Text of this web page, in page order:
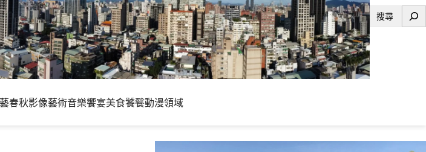
搜
春秋影像藝術音樂饗宴美食饕餮動漫領域